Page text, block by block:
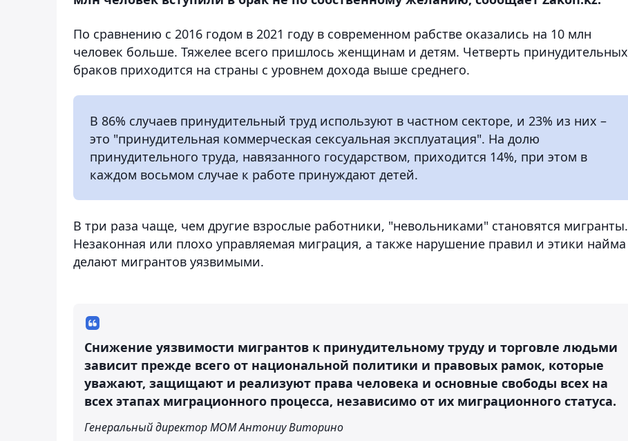
По сравнению с 2016 годом в 2021 году в современном рабстве оказались на 10 млн
человек больше. Тяжелее всего пришлось женщинам и детям. Четверть принудительных
браков приходится на страны с уровнем дохода выше среднего.
В 86% случаев принудительный труд используют в частном секторе, и 23% из них –
это "принудительная коммерческая сексуальная эксплуатация". На долю
принудительного труда, навязанного государством, приходится 14%, при этом в
каждом восьмом случае к работе принуждают детей.
В три раза чаще, чем другие взрослые работники, "невольниками" становятся мигранты.
Незаконная или плохо управляемая миграция, а также нарушение правил и этики найма
делают мигрантов уязвимыми.
Снижение уязвимости мигрантов к принудительному труду и торговле людьми
зависит прежде всего от национальной политики и правовых рамок, которые
уважают, защищают и реализуют права человека и основные свободы всех на
всех этапах миграционного процесса, независимо от их миграционного статуса.
Генеральный директор МОМ Антониу Виторино